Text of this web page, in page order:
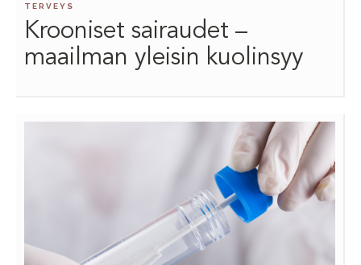
TERVEYS
Krooniset sairaudet –
maailman yleisin kuolinsyy